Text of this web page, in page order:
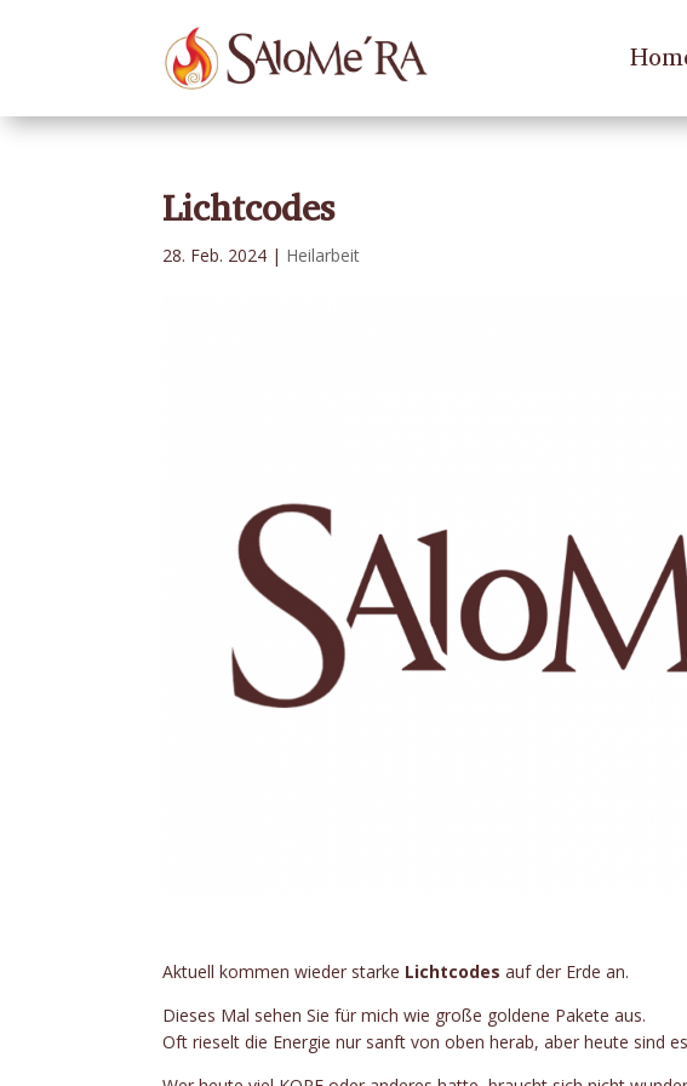
Lichtcodes
28. Feb. 2024 | Heilarbeit
Aktuell kommen wieder starke Lichtcodes auf der Erde an.
Dieses Mal sehen Sie für mich wie große goldene Pakete aus.
Oft rieselt die Energie nur sanft von oben herab, aber heute sind